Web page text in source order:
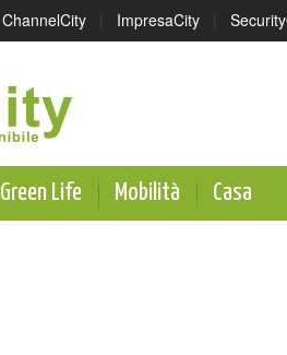
ChannelCity | ImpresaCity |
Green Life Mobilità Casa